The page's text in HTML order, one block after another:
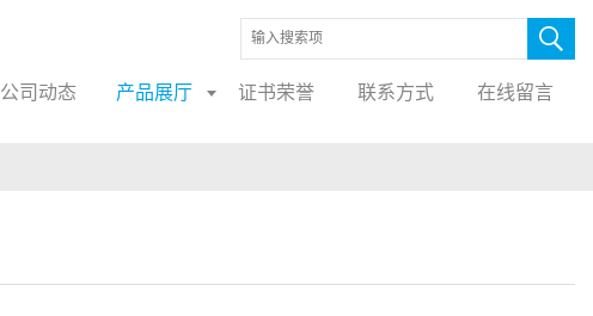
公司动态 产品展厅 证书荣誉 联系方式 在线留言